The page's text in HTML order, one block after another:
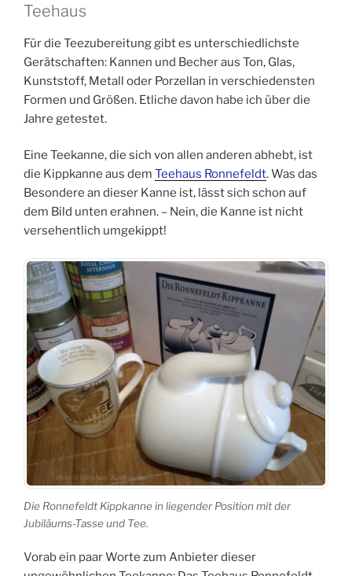
Teehaus
Für die Teezubereitung gibt es unterschiedlichste
Gerätschaften: Kannen und Becher aus Ton, Glas,
Kunststoff, Metall oder Porzellan in verschiedensten
Formen und Größen. Etliche davon habe ich über die
Jahre getestet.
Eine Teekanne, die sich von allen anderen abhebt, ist
die Kippkanne aus dem Teehaus Ronnefeldt. Was das
Besondere an dieser Kanne ist, lässt sich schon auf
dem Bild unten erahnen. – Nein, die Kanne ist nicht
versehentlich umgekippt!
Die Ronnefeldt Kippkanne in liegender Position mit der
Jubiläums-Tasse und Tee.
Vorab ein paar Worte zum Anbieter dieser